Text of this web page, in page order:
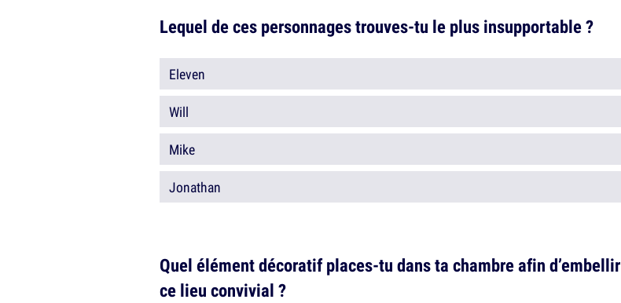
Lequel de ces personnages trouves-tu le plus insupportable ?
Eleven
Will
Mike
Jonathan
Quel élément décoratif places-tu dans ta chambre afin d’embellir
ce lieu convivial ?